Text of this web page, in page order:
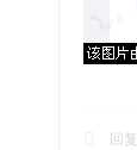
回复